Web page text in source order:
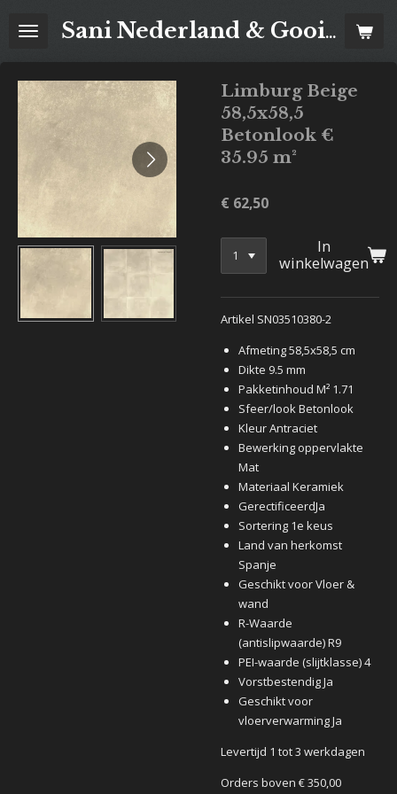
direct
hoofdinhoud
Sani Nederland & Goois Tegelhuis
Limburg Beige
58,5x58,5
Betonlook €
35.95 m²
€ 62,50
In
winkelwagen
Artikel SN03510380-2
Afmeting 58,5x58,5 cm
Dikte 9.5 mm
Pakketinhoud M² 1.71
Sfeer/look Betonlook
Kleur Antraciet
Bewerking oppervlakte
Mat
Materiaal Keramiek
GerectificeerdJa
Sortering 1e keus
Land van herkomst
Spanje
Geschikt voor Vloer &
wand
R-Waarde
(antislipwaarde) R9
PEI-waarde (slijtklasse) 4
Vorstbestendig Ja
Geschikt voor
vloerverwarming Ja
Levertijd 1 tot 3 werkdagen
Orders boven € 350,00